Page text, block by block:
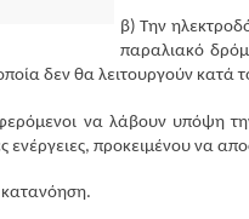
β) Την
παραλιακό
δεν θα λειτουργούν κατά
να λάβουν υπόψη
ενέργειες, προκειμένου να
κατανόηση.